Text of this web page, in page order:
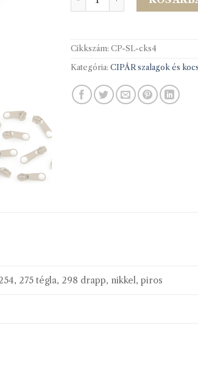
Cikkszám: CP-SL-cks4
Kategória: CIPÁR szalagok és
275 tégla, 298 drapp, nikkel, piros